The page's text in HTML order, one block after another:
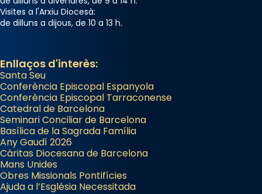
Visites a l'Arxiu Diocesà:
de dilluns a dijous, de 10 a 13 h.
Enllaços d'interès:
Santa Seu
Conferència Episcopal Espanyola
Conferència Episcopal Tarraconense
Catedral de Barcelona
Seminari Conciliar de Barcelona
Basílica de la Sagrada Família
Any Gaudí 2026
Càritas Diocesana de Barcelona
Mans Unides
Obres Missionals Pontifícies
Ajuda a l’Església Necessitada